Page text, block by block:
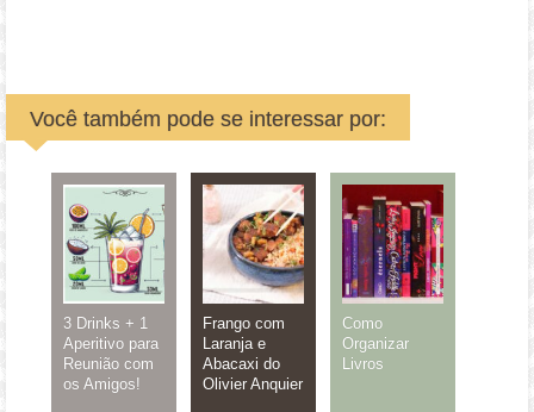
Você também pode se interessar por:
3 Drinks + 1
Aperitivo para
Reunião com
os Amigos!
Frango com
Laranja e
Abacaxi do
Olivier Anquier
Como
Organizar
Livros